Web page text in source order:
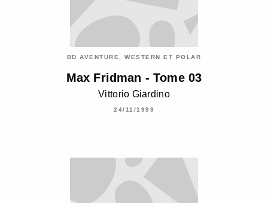
BD AVENTURE, WESTERN ET POLAR
Max Fridman - Tome 03
Vittorio Giardino
24/11/1999